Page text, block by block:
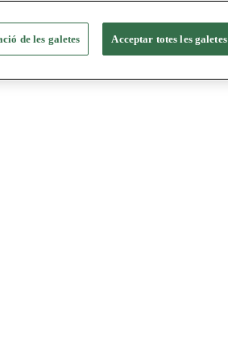
de les galetes Acceptar totes les galetes